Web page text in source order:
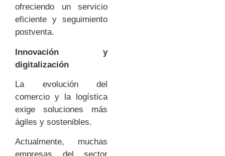
ofreciendo un servicio
eficiente y seguimiento
postventa.
Innovación y
digitalización
La evolución del
comercio y la logística
exige soluciones más
ágiles y sostenibles.
Actualmente, muchas